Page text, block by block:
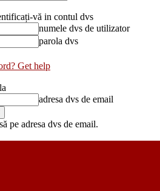
vă in contul dvs
numele dvs de utilizator
parola dvs
Get help
adresa dvs de email
pe adresa dvs de email.